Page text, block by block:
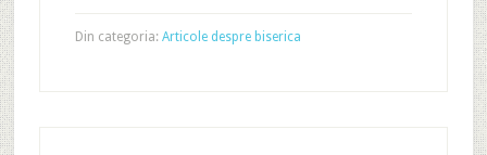
Din categoria: Articole despre biserica